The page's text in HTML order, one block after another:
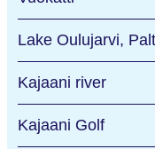
Lake Oulujarvi,
Kajaani river
Kajaani Golf